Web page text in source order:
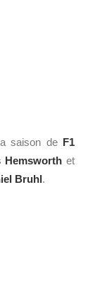
le 25
la production
saison de F1
Hemsworthet
Bruhl.